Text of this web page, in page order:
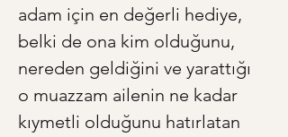
adam için en değerli hediye,
belki de ona kim olduğunu,
nereden geldiğini ve yarattığı
o muazzam ailenin ne kadar
kıymetli olduğunu hatırlatan